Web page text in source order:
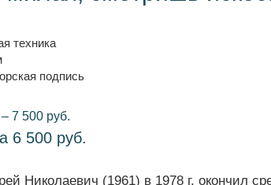
техника
подпись
7 500 руб.
6 500 руб.
Николаевич (1961) в 1978 г. окончил